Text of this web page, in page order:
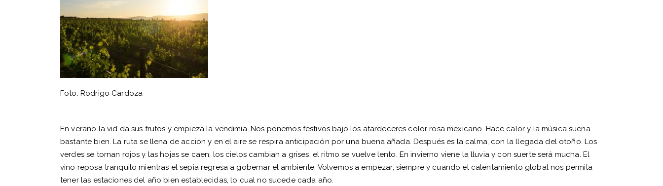
Foto: Rodrigo Cardoza
En verano la vid da sus frutos y empieza la vendimia. Nos ponemos festivos bajo los atardeceres color rosa mexicano. Hace calor y la música suena
bastante bien. La ruta se llena de acción y en el aire se respira anticipación por una buena añada. Después es la calma, con la llegada del otoño. Los
verdes se tornan rojos y las hojas se caen; los cielos cambian a grises, el ritmo se vuelve lento. En invierno viene la lluvia y con suerte será mucha. El
vino reposa tranquilo mientras el sepia regresa a gobernar el ambiente. Volvemos a empezar, siempre y cuando el calentamiento global nos permita
tener las estaciones del año bien establecidas, lo cual no sucede cada año.